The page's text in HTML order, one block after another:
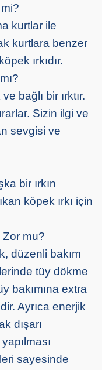
kurtlar ile
kurtlara benzer
ırkıdır.
bağlı bir ırktır.
Sizin ilgi ve
sevgisi ve
bir ırkın
köpek ırkı için
mu?
düzenli bakım
tüy dökme
bakımına extra
Ayrıca enerjik
dışarı
sayesinde